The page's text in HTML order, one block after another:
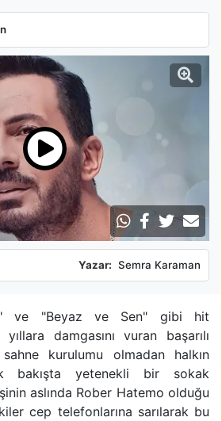
Eminönü’nde Sokak Müzisyeni Oldu
Yazar: Semra Karaman
ve "Beyaz ve Sen" gibi hit
damgasını vuran başarılı
kurulumu olmadan halkın
bakışta yetenekli bir sokak
aslında Rober Hatemo olduğu
cep telefonlarına sarılarak bu